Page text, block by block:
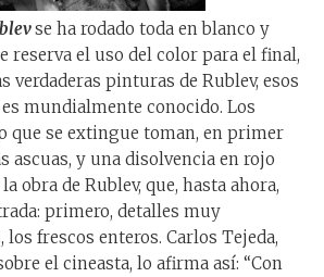
se ha rodado toda en blanco y
reserva el uso del color para el final,
verdaderas pinturas de Rublev, esos
mundialmente conocido. Los
que se extingue toman, en primer
ascuas, y una disolvencia en rojo
obra de Rublev, que, hasta ahora,
primero, detalles muy
frescos enteros. Carlos Tejeda,
el cineasta, lo afirma así: “Con